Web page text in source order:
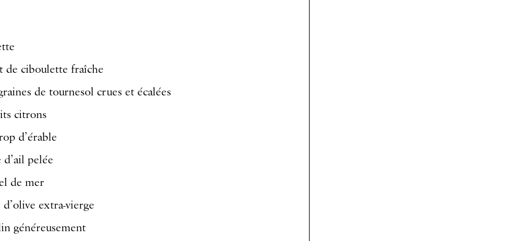
de ciboulette fraîche
de tournesol crues et écalées
citrons
d’érable
pelée
de mer
extra-vierge
généreusement